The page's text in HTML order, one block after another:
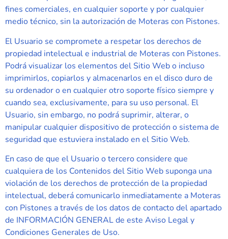
fines comerciales, en cualquier soporte y por cualquier
medio técnico, sin la autorización de Moteras con Pistones.
El Usuario se compromete a respetar los derechos de
propiedad intelectual e industrial de Moteras con Pistones.
Podrá visualizar los elementos del Sitio Web o incluso
imprimirlos, copiarlos y almacenarlos en el disco duro de
su ordenador o en cualquier otro soporte físico siempre y
cuando sea, exclusivamente, para su uso personal. El
Usuario, sin embargo, no podrá suprimir, alterar, o
manipular cualquier dispositivo de protección o sistema de
seguridad que estuviera instalado en el Sitio Web.
En caso de que el Usuario o tercero considere que
cualquiera de los Contenidos del Sitio Web suponga una
violación de los derechos de protección de la propiedad
intelectual, deberá comunicarlo inmediatamente a Moteras
con Pistones a través de los datos de contacto del apartado
de INFORMACIÓN GENERAL de este Aviso Legal y
Condiciones Generales de Uso.